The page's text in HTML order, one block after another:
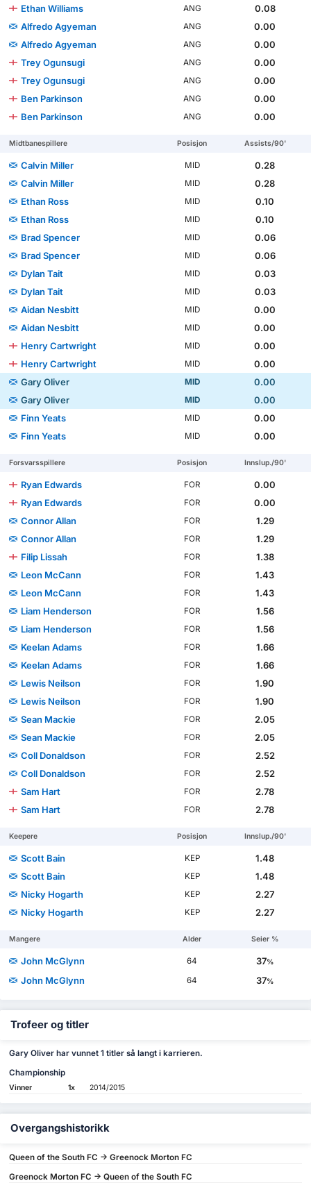
Ethan Williams ANG
0.08
Alfredo Agyeman
ANG
0.00
Alfredo Agyeman
ANG
0.00
Trey Ogunsugi
ANG
0.00
Trey Ogunsugi
ANG
0.00
Ben Parkinson
ANG
0.00
Ben Parkinson
ANG 0.00
Midtbanespillere Posisjon Assists/90'
Calvin Miller MID
0.28
Calvin Miller
MID
0.28
Ethan Ross
MID
0.10
Ethan Ross
MID
0.10
Brad Spencer
MID
0.06
Brad Spencer
MID
0.06
Dylan Tait
MID
0.03
Dylan Tait
MID
0.03
Aidan Nesbitt
MID
0.00
Aidan Nesbitt
MID
0.00
Henry Cartwright
MID
0.00
Henry Cartwright
MID
0.00
Gary Oliver
MID
0.00
Gary Oliver
MID
0.00
Finn Yeats
MID
0.00
Finn Yeats
MID 0.00
Forsvarsspillere Posisjon Innslup./90'
Ryan Edwards FOR
0.00
Ryan Edwards
FOR
0.00
Connor Allan
FOR
1.29
Connor Allan
FOR
1.29
Filip Lissah
FOR
1.38
Leon McCann
FOR
1.43
Leon McCann
FOR
1.43
Liam Henderson
FOR
1.56
Liam Henderson
FOR
1.56
Keelan Adams
FOR
1.66
Keelan Adams
FOR
1.66
Lewis Neilson
FOR
1.90
Lewis Neilson
FOR
1.90
Sean Mackie
FOR
2.05
Sean Mackie
FOR
2.05
Coll Donaldson
FOR
2.52
Coll Donaldson
FOR
2.52
Sam Hart
FOR
2.78
Sam Hart
FOR 2.78
Keepere Posisjon Innslup./90'
Scott Bain KEP
1.48
Scott Bain
KEP
1.48
Nicky Hogarth
KEP
2.27
Nicky Hogarth
KEP 2.27
Mangere Alder Seier %
John McGlynn 64 37%
John McGlynn 64 37%
Trofeer og titler
Gary Oliver har vunnet 1 titler så langt i karrieren.
Championship
Vinner 1x 2014/2015
Overgangshistorikk
Queen of the South FC -> Greenock Morton FC
Greenock Morton FC -> Queen of the South FC